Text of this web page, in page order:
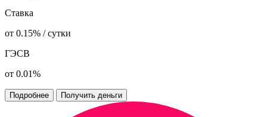
Ставка
от 0.15% / сутки
ГЭСВ
от 0.01%
Подробнее Получить деньги